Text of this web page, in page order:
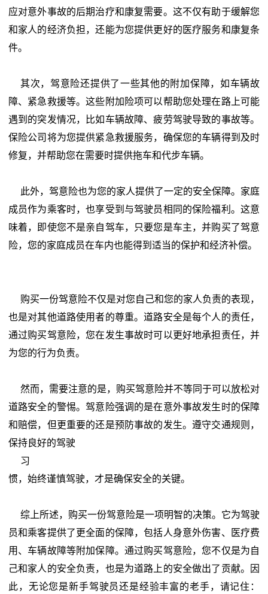
应对意外事故的后期治疗和康复需要。这不仅有助于缓解您
和家人的经济负担，还能为您提供更好的医疗服务和康复条
件。
其次，驾意险还提供了一些其他的附加保障，如车辆故
障、紧急救援等。这些附加险项可以帮助您处理在路上可能
遇到的突发情况，比如车辆故障、疲劳驾驶导致的事故等。
保险公司将为您提供紧急救援服务，确保您的车辆得到及时
修复，并帮助您在需要时提供拖车和代步车辆。
此外，驾意险也为您的家人提供了一定的安全保障。家庭
成员作为乘客时，也享受到与驾驶员相同的保险福利。这意
味着，即使您不是亲自驾车，只要您是车主，并购买了驾意
险，您的家庭成员在车内也能得到适当的保护和经济补偿。
购买一份驾意险不仅是对您自己和您的家人负责的表现，
也是对其他道路使用者的尊重。道路安全是每个人的责任，
通过购买驾意险，您在发生事故时可以更好地承担责任，并
为您的行为负责。
然而，需要注意的是，购买驾意险并不等同于可以放松对
道路安全的警惕。驾意险强调的是在意外事故发生时的保障
和赔偿，但更重要的还是预防事故的发生。遵守交通规则，
保持良好的驾驶
习
惯，始终谨慎驾驶，才是确保安全的关键。
综上所述，购买一份驾意险是一项明智的决策。它为驾驶
员和乘客提供了更全面的保障，包括人身意外伤害、医疗费
用、车辆故障等附加保障。通过购买驾意险，您不仅是为自
己和家人的安全负责，也是为道路上的安全做出了贡献。因
此，无论您是新手驾驶员还是经验丰富的老手，请记住：